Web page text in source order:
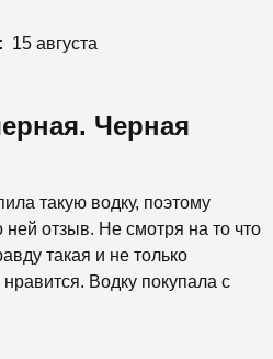
15 августа
Черная
такую водку, поэтому
ней отзыв. Не смотря на то что
такая и не только
Водку покупала с